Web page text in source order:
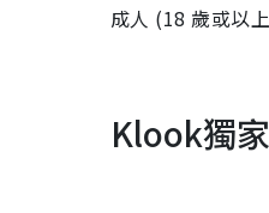
成人 (18 歲或以
Klook獨